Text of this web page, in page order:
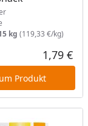
kg (119,33 €/kg)
1,79 €
Produkt